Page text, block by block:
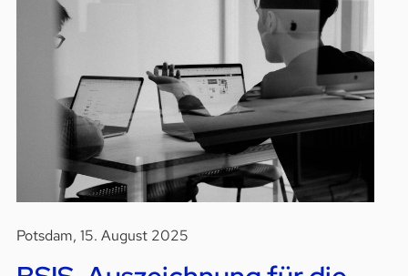
Potsdam, 15. August 2025